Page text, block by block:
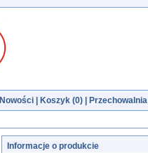
Nowości Koszyk (0)
Informacje o produkcie